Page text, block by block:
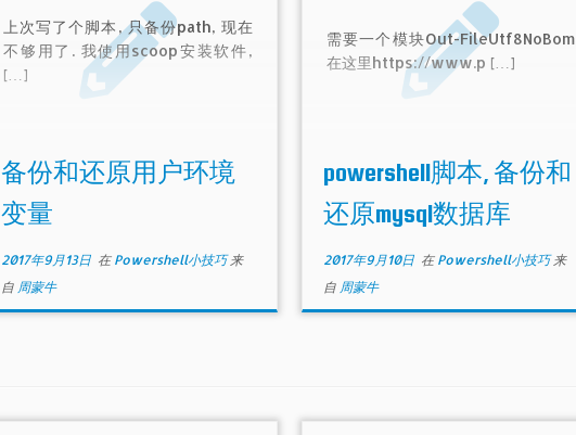
上次写了个脚本, 只备份path, 现在
不够用了. 我使用scoop安装软件,
[…]
备份和还原用户环境
变量
2017年9月13日在 Powershell小技巧来
自 周蒙牛
需要一个模块Out-FileUtf8NoBom
在这里https://www.p […]
powershell脚本, 备份和
还原mysql数据库
2017年9月10日在 Powershell小技巧来
自 周蒙牛